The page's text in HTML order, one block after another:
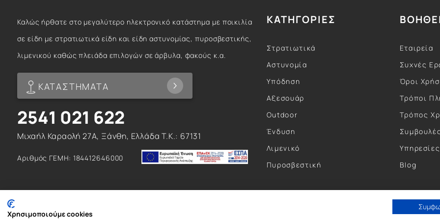
Καλώς ήρθατε στο μεγαλύτερο ηλεκτρονικό κατάστημα με ποικιλία
σε είδη με στρατιωτικά είδη και είδη αστυνομίας, πυροσβεστικής,
λιμενικού καθώς πλειάδα επιλογών σε άρβυλα, φακούς κ.α.
ΚΑΤΑΣΤΗΜΑΤΑ
2541 021 622
Μιχαήλ Καραολή 27Α, Ξάνθη, Ελλάδα T.K.: 67131
Αριθμός ΓΕΜΗ: 184412646000
ΚΑΤΗΓΟΡΙΕΣ
Στρατιωτικά
Αστυνομία
Υπόδηση
Αξεσουάρ
Outdoor
Ένδυση
Λιμενικό
Πυροσβεστική
Εταιρεία
Συχνές
Όροι
Τρόποι
Τρόπος
Υπηρεσίες
Blog
Χρησιμοποιούμε cookies